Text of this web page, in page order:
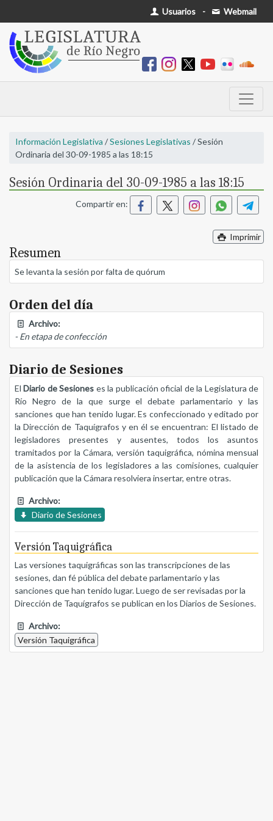
Usuarios - Webmail
Información Legislativa /Sesiones Legislativas / Sesión
Ordinaria del 30-09-1985 a las 18:15
Sesión Ordinaria del 30-09-1985 a las 18:15
Compartir en:
Imprimir
Resumen
Se levanta la sesión por falta de quórum
Orden del día
Archivo:
- En etapa de confección
Diario de Sesiones
ElDiario de Sesiones es la publicación oficial de la Legislatura de
Río Negro de la que surge el debate parlamentario y las
sanciones que han tenido lugar. Es confeccionado y editado por
la Dirección de Taquígrafos y en él se encuentran: El listado de
legisladores presentes y ausentes, todos los asuntos
tramitados por la Cámara, versión taquigráfica, nómina mensual
de la asistencia de los legisladores a las comisiones, cualquier
publicación que la Cámara resolviera insertar, entre otras.
Archivo:
Diario de Sesiones
Versión Taquigráfica
Las versiones taquigráficas son las transcripciones de las
sesiones, dan fé pública del debate parlamentario y las
sanciones que han tenido lugar. Luego de ser revisadas por la
Dirección de Taquígrafos se publican en los Diarios de Sesiones.
Archivo:
Versión Taquigráfica